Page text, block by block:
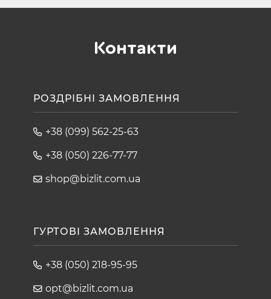
Контакти
РОЗДРІБНІ ЗАМОВЛЕННЯ
+38 (099) 562-25-63
+38 (050) 226-77-77
shop@bizlit.com.ua
ГУРТОВІ ЗАМОВЛЕННЯ
+38 (050) 218-95-95
opt@bizlit.com.ua